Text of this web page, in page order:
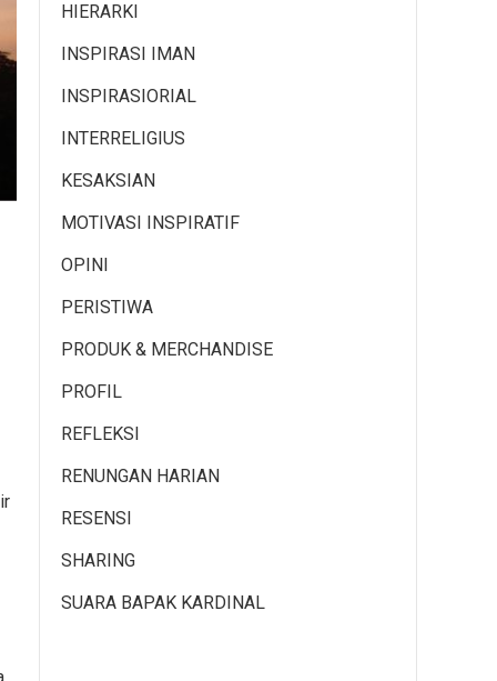
HIERARKI
INSPIRASI IMAN
INSPIRASIORIAL
INTERRELIGIUS
KESAKSIAN
MOTIVASI INSPIRATIF
OPINI
PERISTIWA
PRODUK & MERCHANDISE
PROFIL
REFLEKSI
RENUNGAN HARIAN
RESENSI
SHARING
SUARA BAPAK KARDINAL